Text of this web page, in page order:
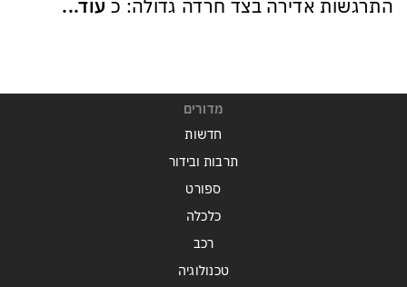
התרגשות אדירה בצד חרדה גדולה: כ עוד...
מדורים
חדשות
תרבות ובידור
ספורט
כלכלה
רכב
טכנולוגיה